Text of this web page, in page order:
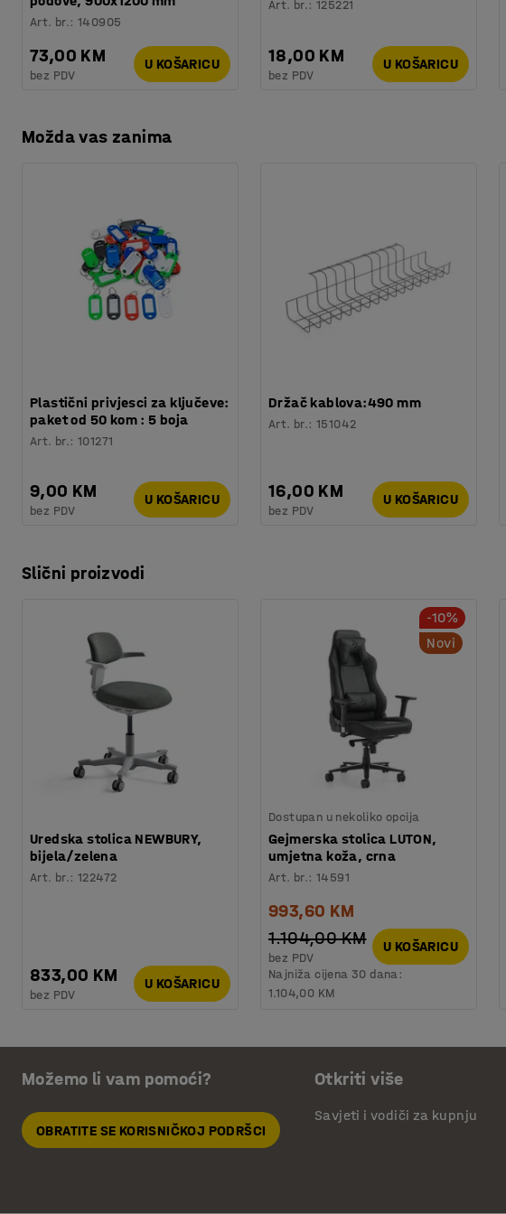
Art. br.:140905
73,00 KM
bez PDV
U KOŠARICU
Art. br.:125221
18,00 KM
bez PDV
U KOŠARICU
Možda vas zanima
Plastični privjesci za ključeve:
paket od 50 kom : 5 boja
Art. br.:101271
9,00 KM
bez PDV
U KOŠARICU
Držač kablova:490 mm
Art. br.:151042
16,00 KM
bez PDV
U KOŠARICU
Slični proizvodi
Uredska stolica NEWBURY,
bijela/zelena
Art. br.:122472
833,00 KM
bez PDV
U KOŠARICU
-10%
Novi
Dostupan u nekoliko opcija
Gejmerska stolica LUTON,
umjetna koža, crna
Art. br.:14591
993,60 KM
1.104,00 KM
bez PDV
U KOŠARICU
Najniža cijena 30 dana:
1.104,00 KM
Možemo li vam pomoći?
OBRATITE SE KORISNIČKOJ PODRŠCI
Otkriti više
Savjeti i vodiči za kupnju